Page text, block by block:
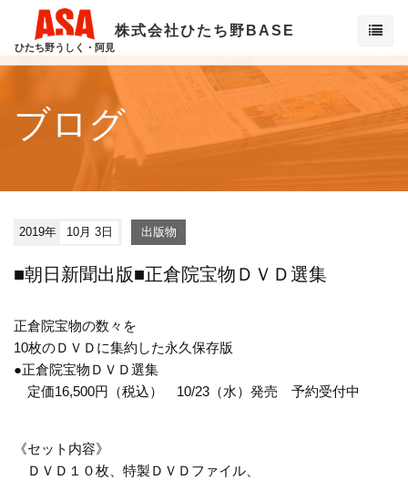
ひたち野うしく・阿見
株式会社ひたち野BASE
ブログ
2019年 10月 3日 出版物
■朝日新聞出版■正倉院宝物ＤＶＤ選集
正倉院宝物の数々を
10枚のＤＶＤに集約した永久保存版
●正倉院宝物ＤＶＤ選集
定価16,500円（税込） 10/23（水）発売 予約受付中
《セット内容》
ＤＶＤ１０枚、特製ＤＶＤファイル、